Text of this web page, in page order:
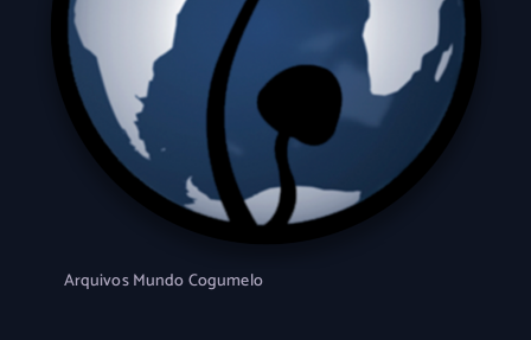
Arquivos Mundo Cogumelo